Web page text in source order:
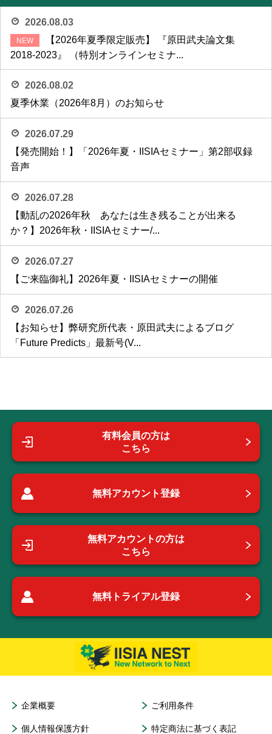
2026.08.03
【2026年夏季限定販売】 『原田武夫論文集
2018-2023』 （特別オンラインセミナ...
2026.08.02
夏季休業（2026年8月）のお知らせ
2026.07.29
【発売開始！】「2026年夏・IISIAセミナー」第2部収録
音声
2026.07.28
【動乱の2026年秋 あなたは生き残ることが出来る
か？】2026年秋・IISIAセミナー/...
2026.07.27
【ご来臨御礼】2026年夏・IISIAセミナーの開催
2026.07.26
【お知らせ】弊研究所代表・原田武夫によるブログ
「Future Predicts」最新号(V...
有料会員の方は
こちら
無料アカウント登録
無料アカウントの方は
こちら
無料トライアル登録
企業概要 ご利用条件
個人情報保護方針 特定商法に基づく表記